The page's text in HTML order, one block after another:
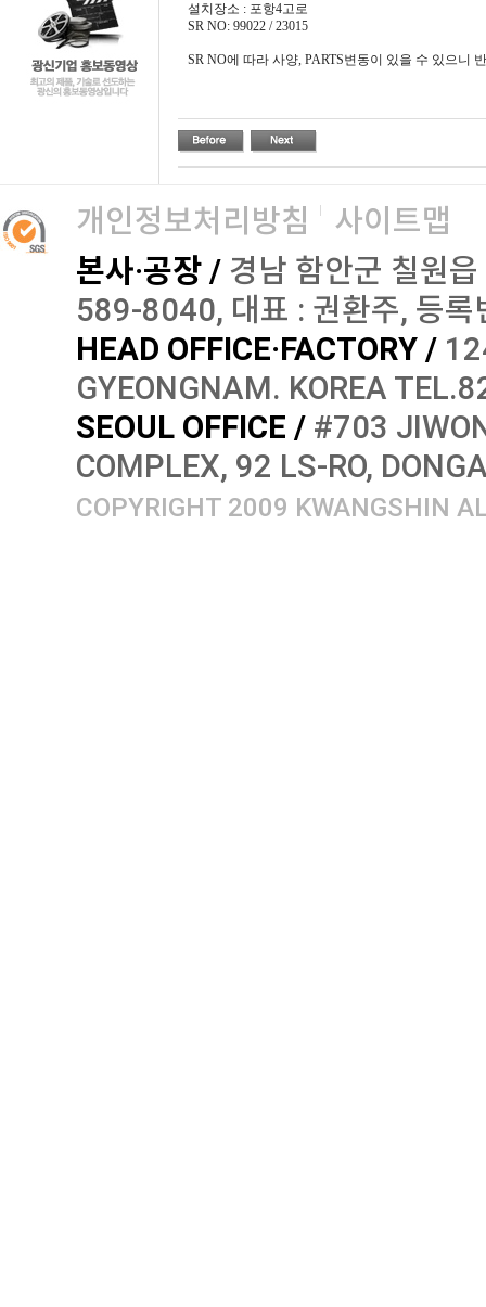
설치장소 : 포항4고로
SR NO: 99022 / 23015
SR NO에 따라 사양, PARTS변동이 있을 수 있으니
개인정보처리방침
사이트맵
본사·공장 / 경남 함안군 칠원
589-8040, 대표 : 권환주, 등
HEAD OFFICE·FACTORY /
GYEONGNAM. KOREA
SEOUL OFFICE / #703
COMPLEX, 92 LS-RO,
COPYRIGHT 2009 KWANGSHIN